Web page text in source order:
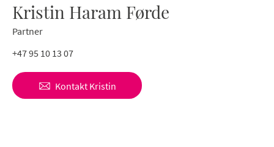
Kristin Haram Førde
Partner
+47 95 10 13 07
Kontakt Kristin